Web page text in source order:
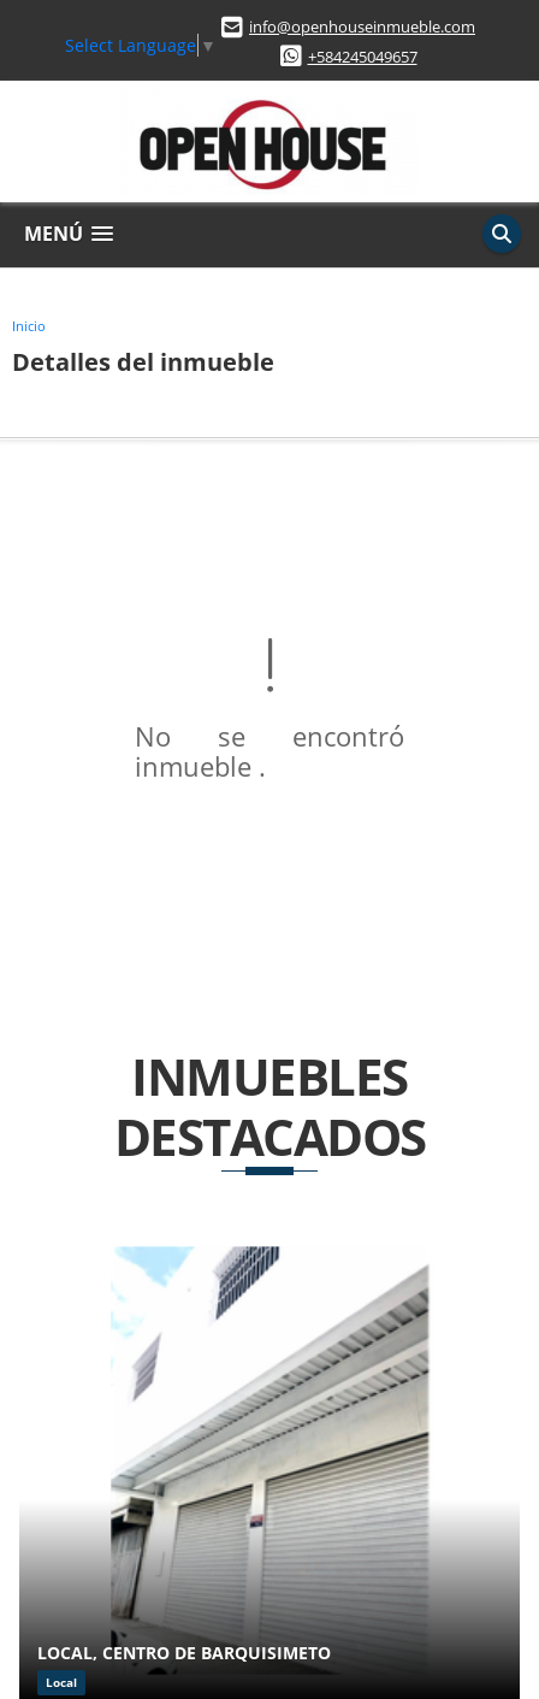
Select Language ▼
info@openhouseinmueble.com
+584245049657
MENÚ
Inicio
Detalles del inmueble
No se encontró
inmueble .
INMUEBLES
DESTACADOS
LOCAL, CENTRO DE BARQUISIMETO
Local